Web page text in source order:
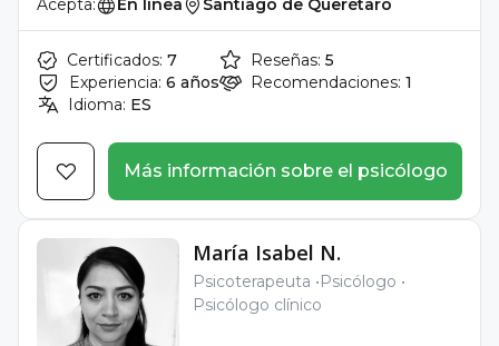
Acepta:
En línea Santiago de Querétaro
Certificados: 7
Experiencia: 6 años
Idioma: ES
Reseñas: 5
Recomendaciones: 1
Más información sobre el psicólogo
María Isabel N.
Psicoterapeuta
Psicólogo
Psicólogo clínico